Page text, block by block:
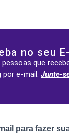
no seu
que
por e-mail. Junte-
para fazer